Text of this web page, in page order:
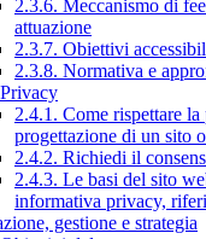
2.3.6. Meccanismo di
attuazione
2.3.7. Obiettivi
2.3.8. Normativa e
2.4.1. Come rispettare
progettazione di un sito
2.4.2. Richiedi il
2.4.3. Le basi del sito
informativa privacy,
gestione e strategia